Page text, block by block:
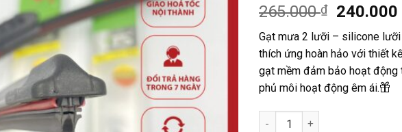
265.000₫
Giá
gốc
là:
265.000
240.000
Gạt mưa 2 lưỡi – silicone lưỡi
thích ứng hoàn hảo với thiết
gạt mềm đảm bảo hoạt động
phủ môi hoạt động êm ái.
Gạt mưa 2 lưỡi - silicone lưỡi